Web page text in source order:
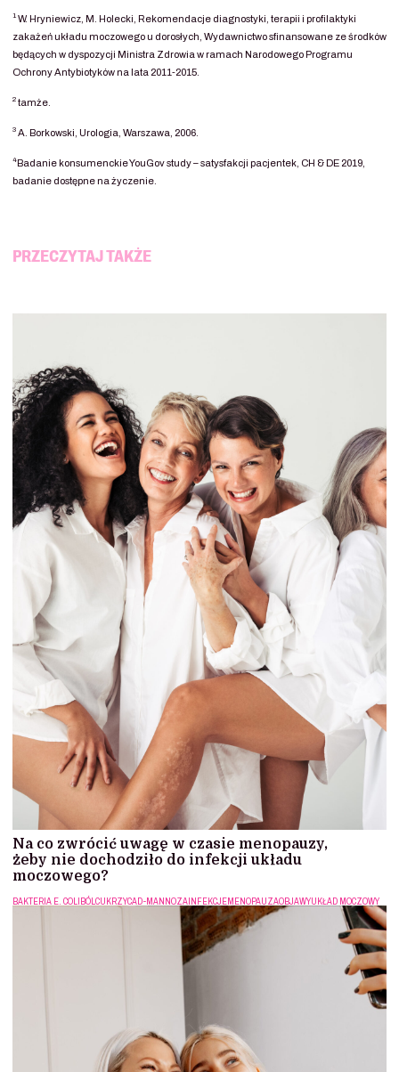
1 W. Hryniewicz, M. Holecki, Rekomendacje diagnostyki, terapii i profilaktyki
zakażeń układu moczowego u dorosłych, Wydawnictwo sfinansowane ze środków
będących w dyspozycji Ministra Zdrowia w ramach Narodowego Programu
Ochrony Antybiotyków na lata 2011-2015.
2 tamże.
3 A. Borkowski, Urologia, Warszawa, 2006.
4Badanie konsumenckie YouGov study – satysfakcji pacjentek, CH & DE 2019,
badanie dostępne na życzenie.
PRZECZYTAJ TAKŻE
Na co zwrócić uwagę w czasie menopauzy,
żeby nie dochodziło do infekcji układu
moczowego?
BAKTERIA E. COLIBÓL CUKRZYCAD-MANNOZAINFEKCJEMENOPAUZAOBJAWYUKŁAD MOCZOWY